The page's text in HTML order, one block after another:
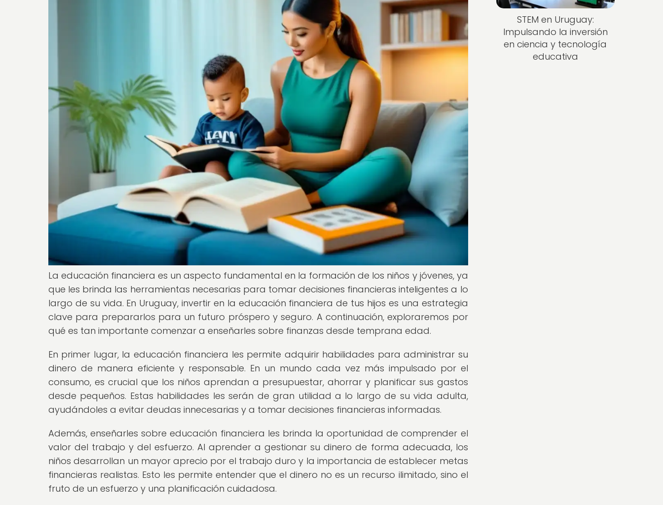
La educación financiera es un aspecto fundamental en la formación de los niños y jóvenes, ya
que les brinda las herramientas necesarias para tomar decisiones financieras inteligentes a lo
largo de su vida. En Uruguay, invertir en la educación financiera de tus hijos es una estrategia
clave para prepararlos para un futuro próspero y seguro. A continuación, exploraremos por
qué es tan importante comenzar a enseñarles sobre finanzas desde temprana edad.
En primer lugar, la educación financiera les permite adquirir habilidades para administrar su
dinero de manera eficiente y responsable. En un mundo cada vez más impulsado por el
consumo, es crucial que los niños aprendan a presupuestar, ahorrar y planificar sus gastos
desde pequeños. Estas habilidades les serán de gran utilidad a lo largo de su vida adulta,
ayudándoles a evitar deudas innecesarias y a tomar decisiones financieras informadas.
Además, enseñarles sobre educación financiera les brinda la oportunidad de comprender el
valor del trabajo y del esfuerzo. Al aprender a gestionar su dinero de forma adecuada, los
niños desarrollan un mayor aprecio por el trabajo duro y la importancia de establecer metas
financieras realistas. Esto les permite entender que el dinero no es un recurso ilimitado, sino el
fruto de un esfuerzo y una planificación cuidadosa.
STEM en Uruguay:
Impulsando la inversión
en ciencia y tecnología
educativa